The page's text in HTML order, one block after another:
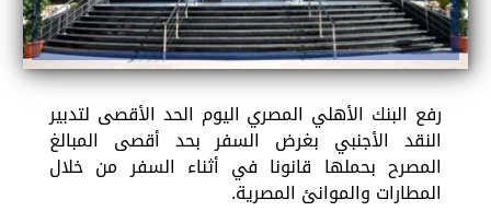
رفع البنك الأهلي المصري اليوم الحد الأقصى لتدبير
النقد الأجنبي بغرض السفر بحد أقصى المبالغ
المصرح بحملها قانونا في أثناء السفر من خلال
المطارات والموانئ المصرية.